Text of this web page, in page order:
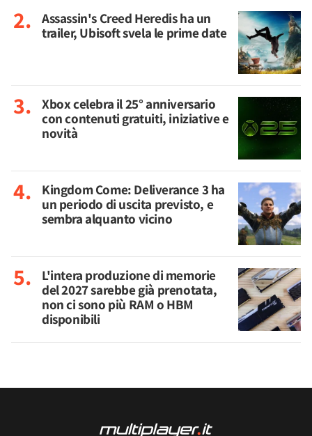
Assassin's Creed Heredis ha un
trailer, Ubisoft svela le prime date
Xbox celebra il 25° anniversario
con contenuti gratuiti, iniziative e
novità
Kingdom Come: Deliverance 3 ha
un periodo di uscita previsto, e
sembra alquanto vicino
L'intera produzione di memorie
del 2027 sarebbe già prenotata,
non ci sono più RAM o HBM
disponibili